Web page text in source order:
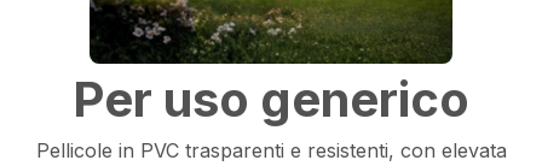
Per uso generico
Pellicole in PVC trasparenti e resistenti, con elevata